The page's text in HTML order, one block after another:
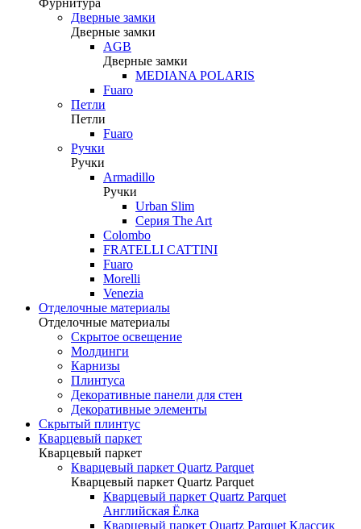
Фурнитура
Дверные замки
Дверные замки
AGB
Дверные замки
MEDIANA POLARIS
Fuaro
Петли
Петли
Fuaro
Ручки
Ручки
Armadillo
Ручки
Urban Slim
Серия The Art
Colombo
FRATELLI CATTINI
Fuaro
Morelli
Venezia
Отделочные материалы
Отделочные материалы
Скрытое освещение
Молдинги
Карнизы
Плинтуса
Декоративные панели для стен
Декоративные элементы
Скрытый плинтус
Кварцевый паркет
Кварцевый паркет
Кварцевый паркет Quartz Parquet
Кварцевый паркет Quartz Parquet
Кварцевый паркет Quartz Parquet
Английская Ёлка
Кварцевый паркет Quartz Parquet Классик